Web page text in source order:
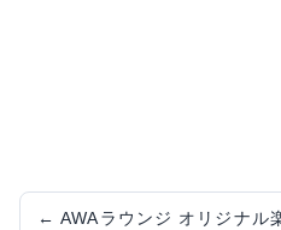
← AWAラウンジ オリジナル